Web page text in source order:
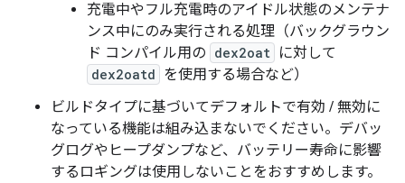
充電中やフル充電時のアイドル状態のメンテナ
ンス中にのみ実行される処理（バックグラウン
ド コンパイル用の dex2oat に対して
dex2oatd を使用する場合など）
ビルドタイプに基づいてデフォルトで有効 / 無効に
なっている機能は組み込まないでください。デバッ
グログやヒープダンプなど、バッテリー寿命に影響
するロギングは使用しないことをおすすめします。